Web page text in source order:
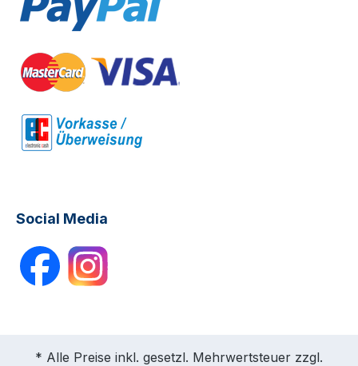
Social Media
* Alle Preise inkl. gesetzl. Mehrwertsteuer zzgl.